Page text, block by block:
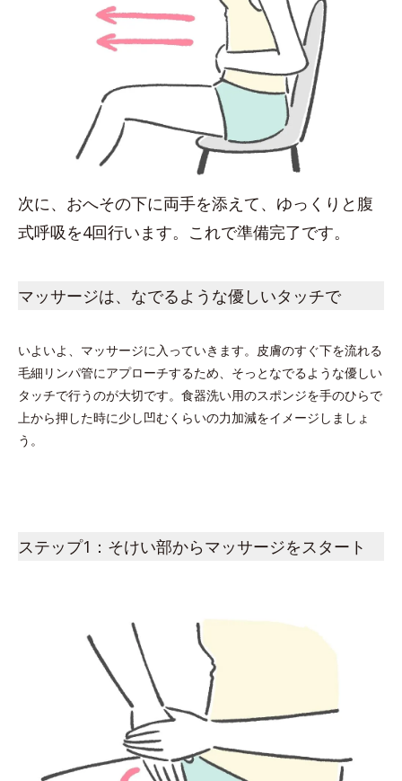
次に、おへその下に両手を添えて、ゆっくりと腹
式呼吸を4回行います。これで準備完了です。
マッサージは、なでるような優しいタッチで
いよいよ、マッサージに入っていきます。皮膚のすぐ下を流れる
毛細リンパ管にアプローチするため、そっとなでるような優しい
タッチで行うのが大切です。食器洗い用のスポンジを手のひらで
上から押した時に少し凹むくらいの力加減をイメージしましょ
う。
ステップ1：そけい部からマッサージをスタート